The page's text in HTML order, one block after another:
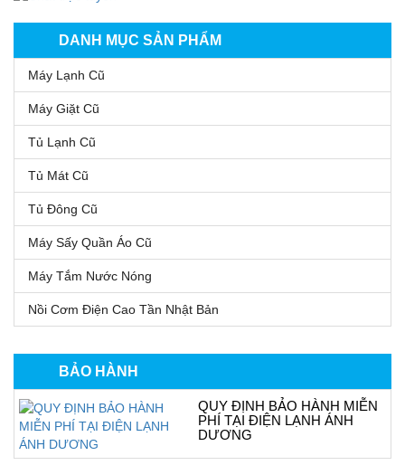
DANH MỤC SẢN PHẨM
Máy Lạnh Cũ
Máy Giặt Cũ
Tủ Lạnh Cũ
Tủ Mát Cũ
Tủ Đông Cũ
Máy Sấy Quần Áo Cũ
Máy Tắm Nước Nóng
Nồi Cơm Điện Cao Tần Nhật Bản
BẢO HÀNH
QUY ĐỊNH BẢO HÀNH MIỄN
PHÍ TẠI ĐIỆN LẠNH ÁNH
DƯƠNG